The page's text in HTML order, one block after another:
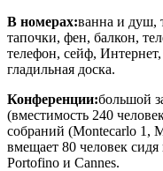
В номерах:ванна и душ,
тапочки, фен, балкон,
телефон, сейф,
гладильная доска.
Конференции:большой
(вместимость 240
собраний (Montecarlo 1,
вмещает 80 человек
Portofino и Cannes.